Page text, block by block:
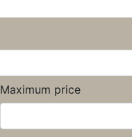
Maximum price